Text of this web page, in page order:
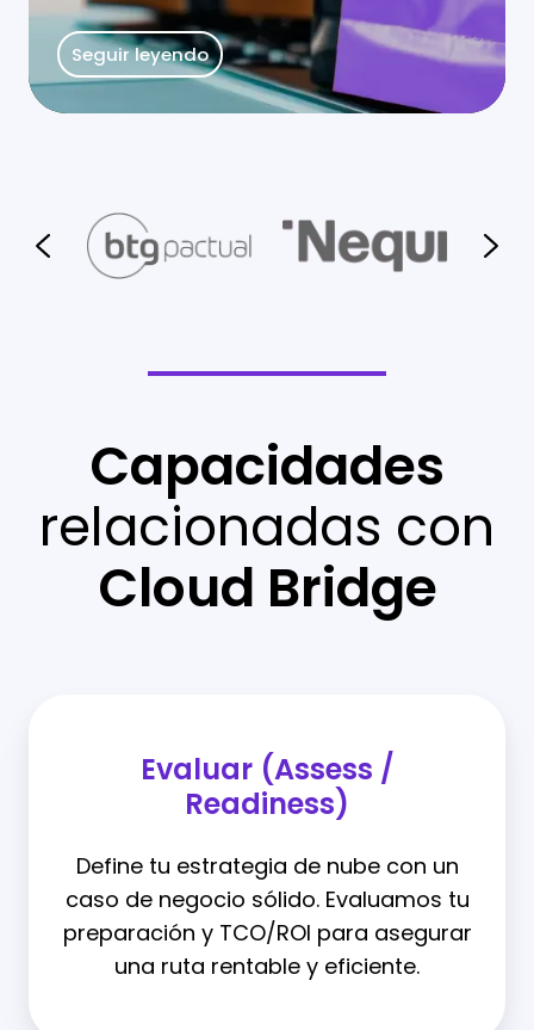
Seguir leyendo
Capacidades
relacionadas con
Cloud Bridge
Evaluar (Assess /
Readiness)
Define tu estrategia de nube con un
caso de negocio sólido. Evaluamos tu
preparación y TCO/ROI para asegurar
una ruta rentable y eficiente.